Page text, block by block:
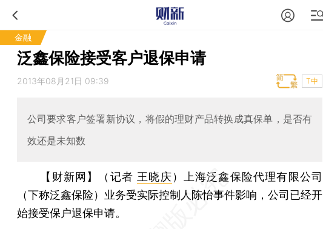
金融
泛鑫保险接受客户退保申请
2013年08月21日 09:39 T中
公司要求客户签署新协议，将假的理财产品转换成真保单，是否有
效还是未知数
【财新网】（记者 王晓庆）
上海泛鑫保险代理有限公司
（下称泛鑫保险）业务受实际控制人陈怡事件影响，公司已经开
始接受保户退保申请。